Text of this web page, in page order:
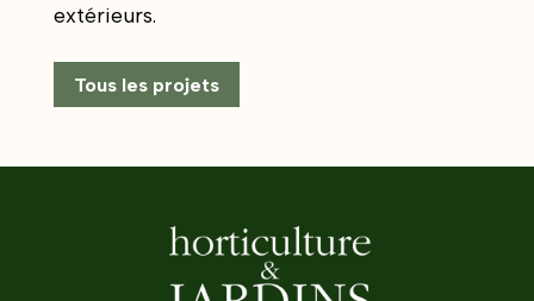
extérieurs.
Tous les projets